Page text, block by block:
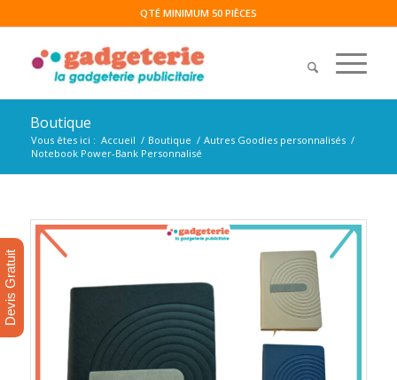
QTÉ MINIMUM 50 PIÈCES
Boutique
Vous êtes ici : Accueil / Boutique / Autres Goodies personnalisés /
Notebook Power-Bank Personnalisé
Devis Gratuit